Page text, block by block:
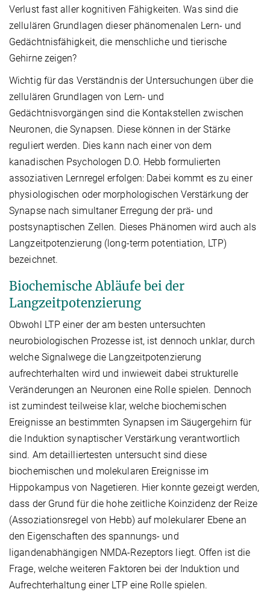
Verlust fast aller kognitiven Fähigkeiten. Was sind die
zellulären Grundlagen dieser phänomenalen Lern- und
Gedächtnisfähigkeit, die menschliche und tierische
Gehirne zeigen?
Wichtig für das Verständnis der Untersuchungen über die
zellulären Grundlagen von Lern- und
Gedächtnisvorgängen sind die Kontakstellen zwischen
Neuronen, die Synapsen. Diese können in der Stärke
reguliert werden. Dies kann nach einer von dem
kanadischen Psychologen D.O. Hebb formulierten
assoziativen Lernregel erfolgen: Dabei kommt es zu einer
physiologischen oder morphologischen Verstärkung der
Synapse nach simultaner Erregung der prä- und
postsynaptischen Zellen. Dieses Phänomen wird auch als
Langzeitpotenzierung (long-term potentiation, LTP)
bezeichnet.
Biochemische Abläufe bei der
Langzeitpotenzierung
Obwohl LTP einer der am besten untersuchten
neurobiologischen Prozesse ist, ist dennoch unklar, durch
welche Signalwege die Langzeitpotenzierung
aufrechterhalten wird und inwieweit dabei strukturelle
Veränderungen an Neuronen eine Rolle spielen. Dennoch
ist zumindest teilweise klar, welche biochemischen
Ereignisse an bestimmten Synapsen im Säugergehirn für
die Induktion synaptischer Verstärkung verantwortlich
sind. Am detailliertesten untersucht sind diese
biochemischen und molekularen Ereignisse im
Hippokampus von Nagetieren. Hier konnte gezeigt werden,
dass der Grund für die hohe zeitliche Koinzidenz der Reize
(Assoziationsregel von Hebb) auf molekularer Ebene an
den Eigenschaften des spannungs- und
ligandenabhängigen NMDA-Rezeptors liegt. Offen ist die
Frage, welche weiteren Faktoren bei der Induktion und
Aufrechterhaltung einer LTP eine Rolle spielen.